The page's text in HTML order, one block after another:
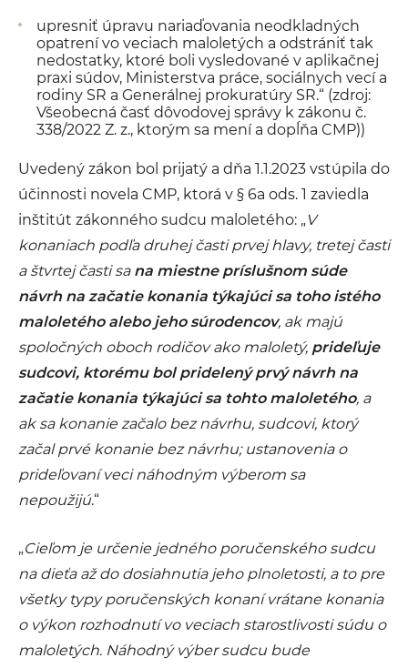
upresniť úpravu nariaďovania neodkladných
opatrení vo veciach maloletých a odstrániť tak
nedostatky, ktoré boli vysledované v aplikačnej
praxi súdov, Ministerstva práce, sociálnych vecí a
rodiny SR a Generálnej prokuratúry SR.“ (zdroj:
Všeobecná časť dôvodovej správy k zákonu č.
338/2022 Z. z., ktorým sa mení a dopĺňa CMP))
Uvedený zákon bol prijatý a dňa 1.1.2023 vstúpila do
účinnosti novela CMP, ktorá v § 6a ods. 1 zaviedla
inštitút zákonného sudcu maloletého: „V
konaniach podľa druhej časti prvej hlavy, tretej časti
a štvrtej časti sa na miestne príslušnom súde
návrh na začatie konania týkajúci sa toho istého
maloletého alebo jeho súrodencov, ak majú
spoločných oboch rodičov ako maloletý, prideľuje
sudcovi, ktorému bol pridelený prvý návrh na
začatie konania týkajúci sa tohto maloletého, a
ak sa konanie začalo bez návrhu, sudcovi, ktorý
začal prvé konanie bez návrhu; ustanovenia o
prideľovaní veci náhodným výberom sa
nepoužijú.“
„Cieľom je určenie jedného poručenského sudcu
na dieťa až do dosiahnutia jeho plnoletosti, a to pre
všetky typy poručenských konaní vrátane konania
o výkon rozhodnutí vo veciach starostlivosti súdu o
maloletých. Náhodný výber sudcu bude